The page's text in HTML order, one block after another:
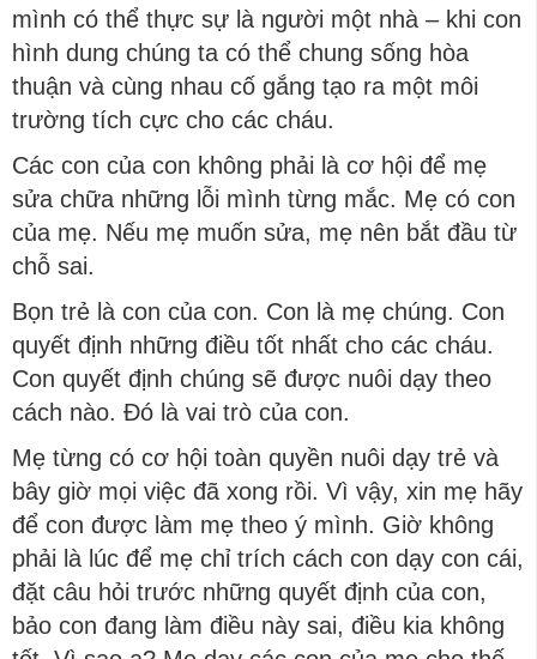
mình có thể thực sự là người một nhà – khi con
hình dung chúng ta có thể chung sống hòa
thuận và cùng nhau cố gắng tạo ra một môi
trường tích cực cho các cháu.
Các con của con không phải là cơ hội để mẹ
sửa chữa những lỗi mình từng mắc. Mẹ có con
của mẹ. Nếu mẹ muốn sửa, mẹ nên bắt đầu từ
chỗ sai.
Bọn trẻ là con của con. Con là mẹ chúng. Con
quyết định những điều tốt nhất cho các cháu.
Con quyết định chúng sẽ được nuôi dạy theo
cách nào. Đó là vai trò của con.
Mẹ từng có cơ hội toàn quyền nuôi dạy trẻ và
bây giờ mọi việc đã xong rồi. Vì vậy, xin mẹ hãy
để con được làm mẹ theo ý mình. Giờ không
phải là lúc để mẹ chỉ trích cách con dạy con cái,
đặt câu hỏi trước những quyết định của con,
bảo con đang làm điều này sai, điều kia không